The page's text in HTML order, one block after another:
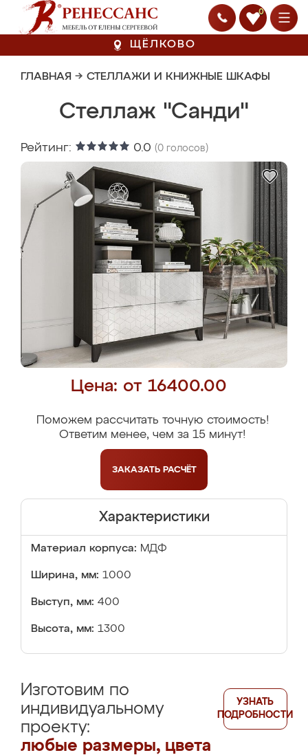
0
ЩЁЛКОВО
ГЛАВНАЯ → СТЕЛЛАЖИ И КНИЖНЫЕ ШКАФЫ
Стеллаж "Санди"
Рейтинг: 0.0 (0 голосов)
Цена: от 16400.00
Поможем рассчитать точную стоимость!
Ответим менее, чем за 15 минут!
ЗАКАЗАТЬ РАСЧЁТ
Характеристики
Материал корпуса: МДФ
Ширина, мм: 1000
Выступ, мм: 400
Высота, мм: 1300
Изготовим по
индивидуальному
проекту:
любые размеры, цвета
УЗНАТЬ
ПОДРОБНОСТИ